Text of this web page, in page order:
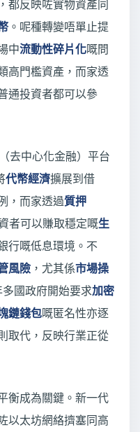
都反映咗實物資產同
。呢種轉變唔單止提
中流動性碎片化嘅問
門檻資產，而家透
通投資者都可以參
（去中心化金融）平台
代幣經濟擴展到借
，而家透過質押
者可以賺取穩定嘅生
行嘅低息環境。不
風險 ，尤其係市場操
國政府開始要求加密
鏈錢包嘅匿名性亦逐
取代，反映行業正從
衡成為關鍵。新一代
以太坊網絡擠塞同高